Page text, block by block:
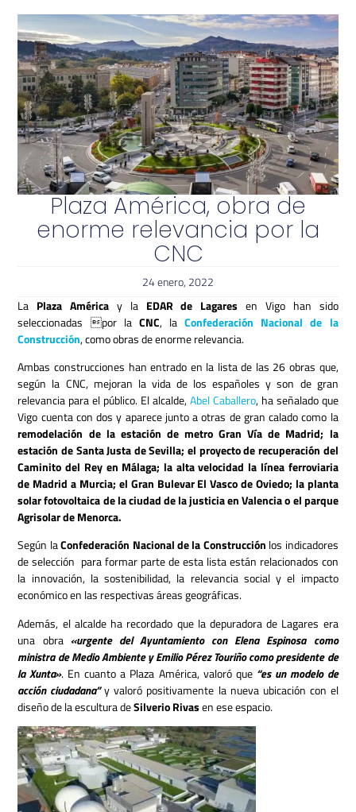
Plaza América, obra de
enorme relevancia por la
CNC
24 enero, 2022
La Plaza América y la EDAR de Lagares en Vigo han sido
seleccionadas por la CNC, laConfederación Nacional de la
Construcción, como obras de enorme relevancia.
Ambas construcciones han entrado en la lista de las 26 obras que,
según la CNC, mejoran la vida de los españoles y son de gran
relevancia para el público. El alcalde,Abel Caballero, ha señalado que
Vigo cuenta con dos y aparece junto a otras de gran calado como la
remodelación de la estación de metro Gran Vía de Madrid; la
estación de Santa Justa de Sevilla; el proyecto de recuperación del
Caminito del Rey en Málaga; la alta velocidad la línea ferroviaria
de Madrid a Murcia; el Gran Bulevar El Vasco de Oviedo; la planta
solar fotovoltaica de la ciudad de la justicia en Valencia o el parque
Agrisolar de Menorca.
Según laConfederación Nacional de la Construcción los indicadores
de selección para formar parte de esta lista están relacionados con
la innovación, la sostenibilidad, la relevancia social y el impacto
económico en las respectivas áreas geográficas.
Además, el alcalde ha recordado que la depuradora de Lagares era
una obra «urgente del Ayuntamiento con Elena Espinosa como
ministra de Medio Ambiente y Emilio Pérez Touriño como presidente de
la Xunta». En cuanto a Plaza América, valoró que “es un modelo de
acción ciudadana”y valoró positivamente la nueva ubicación con el
diseño de la escultura deSilverio Rivasen ese espacio.